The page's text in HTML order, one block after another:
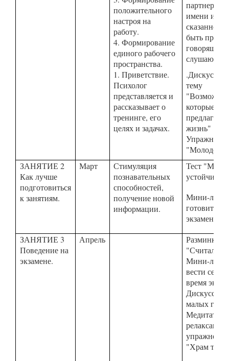
положительного
настроя на
работу.
4. Формирование
единого рабочего
пространства.
1. Приветствие.
Психолог
представляется и
рассказывает о
тренинге, его
целях и задачах.
партнеру по
имени и 2)
сказанное
быть
.Дискуссия
тему
которые
предлагает
жизнь"
"Молодец!"
ЗАНЯТИЕ 2
Как лучше
подготовиться
к занятиям.
Март
Стимуляция
познавательных
способностей,
получение новой
информации.
Тест
Мини-
готовиться
экзаменам.
ЗАНЯТИЕ 3
Поведение на
экзамене.
Апрель
Разминка
"Считалка".
Мини-
вести себя
время
Дискуссия
малых
"Храм